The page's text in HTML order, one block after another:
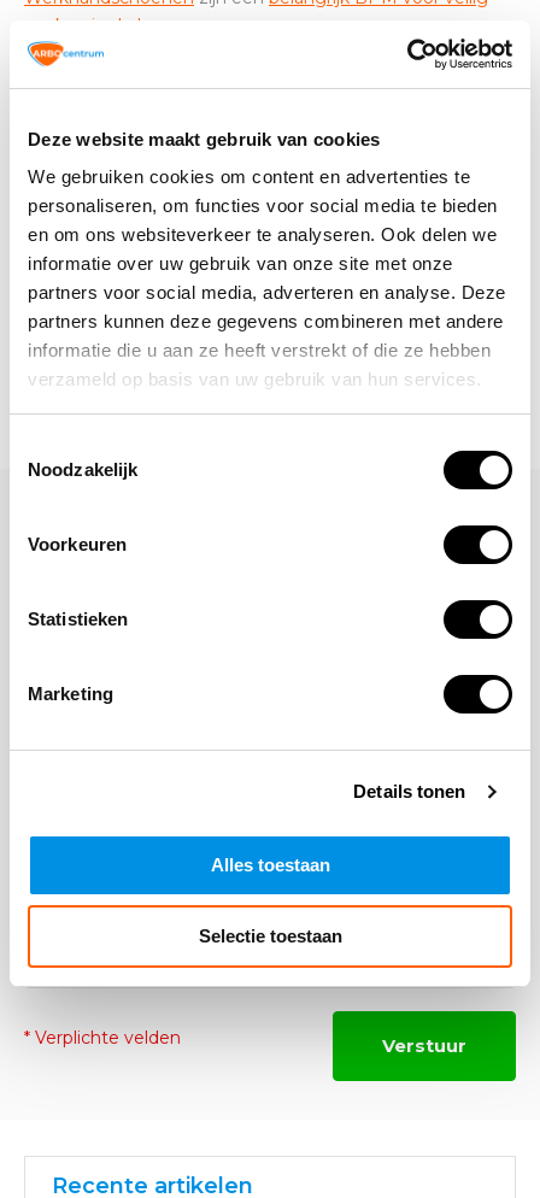
Deze website maakt gebruik van cookies
We gebruiken cookies om content en advertenties te
personaliseren, om functies voor social media te bieden
en om ons websiteverkeer te analyseren. Ook delen we
informatie over uw gebruik van onze site met onze
partners voor social media, adverteren en analyse. Deze
partners kunnen deze gegevens combineren met andere
informatie die u aan ze heeft verstrekt of die ze hebben
verzameld op basis van uw gebruik van hun services.
Noodzakelijk
Voorkeuren
Statistieken
Marketing
Details tonen
Alles toestaan
Selectie toestaan
werken in de bouw.
Altijd op de hoogte blijven van de
laatste nieuwtjes, acties en meer?
Schrijf je in voor onze nieuwsbrief!
Abonneer
E-mail *Uw e-mailadres wordt niet gepubliceerd
* Verplichte velden Verstuur
Recente artikelen